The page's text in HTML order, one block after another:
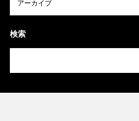
検索